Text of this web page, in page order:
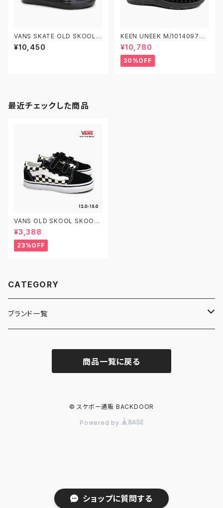
ショップに質問する
VANS SKATE OLD SKOOL V
N0A5FCBBKA 26.0-29.0 ヴ
ァンズ スケートオールドスクー
¥10,450
KEEN UNEEK M/1014097
W/1014099 キーン ユニーク
¥10,780
30%OFF
最近チェックした商品
VANS OLD SKOOL SKOOL
V TD VN0A38JNP0S PRIM
ARY CHECK BLACK/WHITE
12.0-15.0 ヴァンズ オールドス
クール ベルクロ ベビーシューズ
¥3,388
23%OFF
CATEGORY
ブランド一覧
商品一覧に戻る
© スケボー通販 BACKDOOR
Powered by